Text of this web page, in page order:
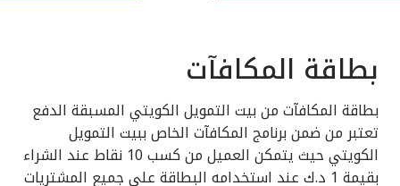
بطاقة المكافآت
بطاقة المكافآت من بيت التمويل الكويتي المسبقة الدفع
تعتبر من ضمن برنامج المكافآت الخاص ببيت التمويل
الكويتي حيث يتمكن العميل من كسب 10 نقاط عند الشراء
بقيمة 1 د.ك عند استخدامه البطاقة على جميع المشتريات